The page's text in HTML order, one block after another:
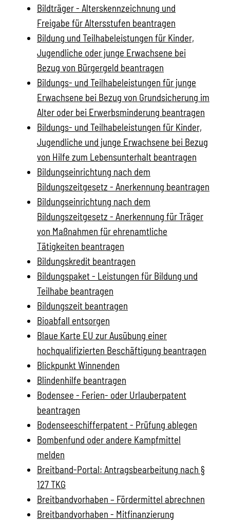
Bildträger - Alterskennzeichnung und
Freigabe für Altersstufen beantragen
Bildung und Teilhabeleistungen für Kinder,
Jugendliche oder junge Erwachsene bei
Bezug von Bürgergeld beantragen
Bildungs- und Teilhabeleistungen für junge
Erwachsene bei Bezug von Grundsicherung im
Alter oder bei Erwerbsminderung beantragen
Bildungs- und Teilhabeleistungen für Kinder,
Jugendliche und junge Erwachsene bei Bezug
von Hilfe zum Lebensunterhalt beantragen
Bildungseinrichtung nach dem
Bildungszeitgesetz - Anerkennung beantragen
Bildungseinrichtung nach dem
Bildungszeitgesetz - Anerkennung für Träger
von Maßnahmen für ehrenamtliche
Tätigkeiten beantragen
Bildungskredit beantragen
Bildungspaket - Leistungen für Bildung und
Teilhabe beantragen
Bildungszeit beantragen
Bioabfall entsorgen
Blaue Karte EU zur Ausübung einer
hochqualifizierten Beschäftigung beantragen
Blickpunkt Winnenden
Blindenhilfe beantragen
Bodensee - Ferien- oder Urlauberpatent
beantragen
Bodenseeschifferpatent - Prüfung ablegen
Bombenfund oder andere Kampfmittel
melden
Breitband-Portal: Antragsbearbeitung nach §
127 TKG
Breitbandvorhaben – Fördermittel abrechnen
Breitbandvorhaben - Mitfinanzierung